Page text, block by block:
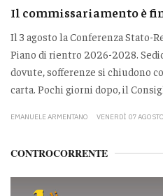
Il commissariamento è
Il 3 agosto la Conferenza Stato-
Piano di rientro 2026-2028.
dovute, sofferenze si chiudono
carta. Pochi giorni dopo, il
EMANUELE ARMENTANO VENERDÌ 07
CONTROCORRENTE